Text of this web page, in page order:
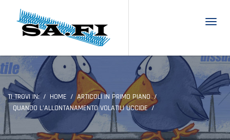
TI TROVI IN: HOME
ARTICOLI IN PRIMO PIANO
QUANDO L’ALLONTANAMENTO VOLATILI UCCIDE